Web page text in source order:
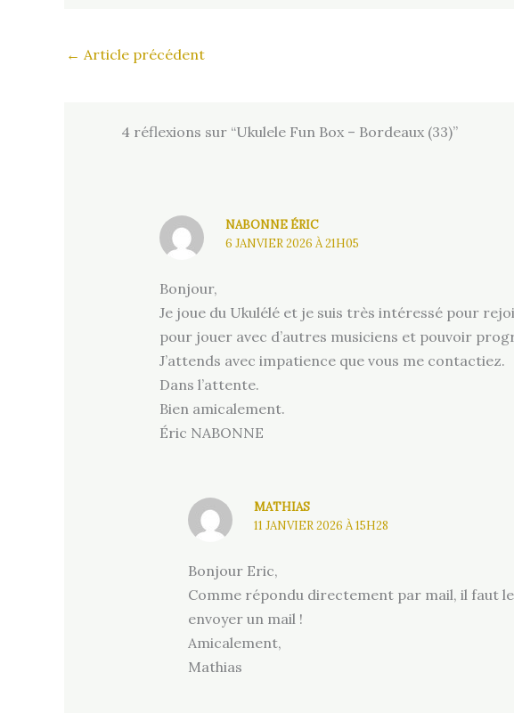
← Article précédent
4 réflexions sur “Ukulele Fun Box – Bordeaux (33)”
NABONNE ÉRIC
6 JANVIER 2026 À 21H05
Bonjour,
Je joue du Ukulélé et je suis très intéressé pour
pour jouer avec d’autres musiciens et pouvoir
J’attends avec impatience que vous me contactiez.
Dans l’attente.
Bien amicalement.
Éric NABONNE
MATHIAS
11 JANVIER 2026 À 15H28
Bonjour Eric,
Comme répondu directement par mail, il faut
envoyer un mail !
Amicalement,
Mathias